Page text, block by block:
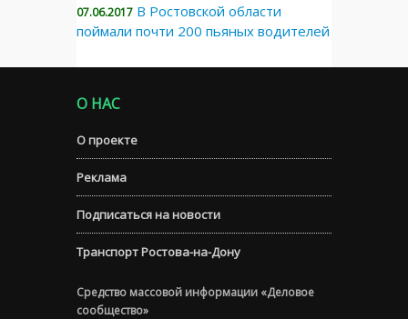
07.06.2017 В Ростовской области
поймали почти 200 пьяных водителей
О НАС
О проекте
Реклама
Подписаться на новости
Транспорт Ростова-на-Дону
Средство массовой информации «Деловое
сообщество»